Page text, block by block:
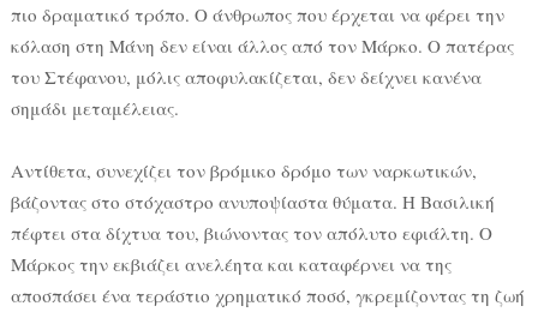
πιο δραματικό τρόπο. Ο άνθρωπος που έρχεται να φέρει την
κόλαση στη Μάνη δεν είναι άλλος από τον Μάρκο. Ο πατέρας
του Στέφανου, μόλις αποφυλακίζεται, δεν δείχνει κανένα
σημάδι μεταμέλειας.
Αντίθετα, συνεχίζει τον βρόμικο δρόμο των ναρκωτικών,
βάζοντας στο στόχαστρο ανυποψίαστα θύματα. Η Βασιλική
πέφτει στα δίχτυα του, βιώνοντας τον απόλυτο εφιάλτη. Ο
Μάρκος την εκβιάζει ανελέητα και καταφέρνει να της
αποσπάσει ένα τεράστιο χρηματικό ποσό, γκρεμίζοντας τη ζωή